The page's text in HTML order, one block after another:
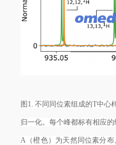
图1. 不同同位素组成的T中心
归一化。每个峰都标有相应
A（橙色）为天然同位素分